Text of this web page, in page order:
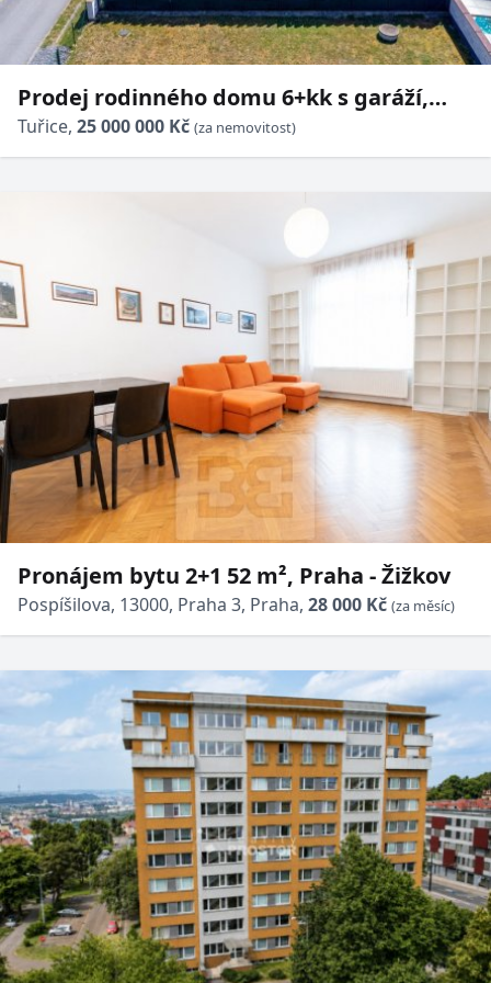
Prodej rodinného domu 6+kk s garáží,
zastřešenou terasou a nádhernou
zahradou – Tuřice
Tuřice, 25 000 000 Kč (za nemovitost)
Pronájem bytu 2+1 52 m², Praha - Žižkov
Pospíšilova, 13000, Praha 3, Praha, 28 000 Kč (za měsíc)